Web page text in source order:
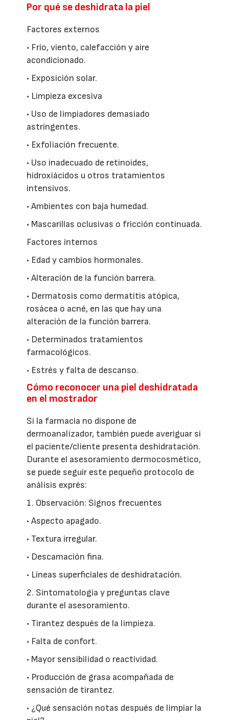
Por qué se deshidrata la piel
Factores externos
• Frío, viento, calefacción y aire
acondicionado.
• Exposición solar.
• Limpieza excesiva
• Uso de limpiadores demasiado
astringentes.
• Exfoliación frecuente.
• Uso inadecuado de retinoides,
hidroxiácidos u otros tratamientos
intensivos.
• Ambientes con baja humedad.
• Mascarillas oclusivas o fricción continuada.
Factores internos
• Edad y cambios hormonales.
• Alteración de la función barrera.
• Dermatosis como dermatitis atópica,
rosácea o acné, en las que hay una
alteración de la función barrera.
• Determinados tratamientos
farmacológicos.
• Estrés y falta de descanso.
Cómo reconocer una piel deshidratada
en el mostrador
Si la farmacia no dispone de
dermoanalizador, también puede averiguar si
el paciente/cliente presenta deshidratación.
Durante el asesoramiento dermocosmético,
se puede seguir este pequeño protocolo de
análisis exprés:
1. Observación: Signos frecuentes
• Aspecto apagado.
• Textura irregular.
• Descamación fina.
• Líneas superficiales de deshidratación.
2. Sintomatología y preguntas clave
durante el asesoramiento.
• Tirantez después de la limpieza.
• Falta de confort.
• Mayor sensibilidad o reactividad.
• Producción de grasa acompañada de
sensación de tirantez.
• ¿Qué sensación notas después de limpiar la